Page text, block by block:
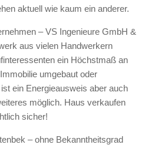
aktuell wie kaum ein anderer.
– VS Ingenieure GmbH &
aus vielen Handwerkern
ein Höchstmaß an
umgebaut oder
ein Energieausweis aber auch
möglich. Haus verkaufen
sicher!
– ohne Bekanntheitsgrad